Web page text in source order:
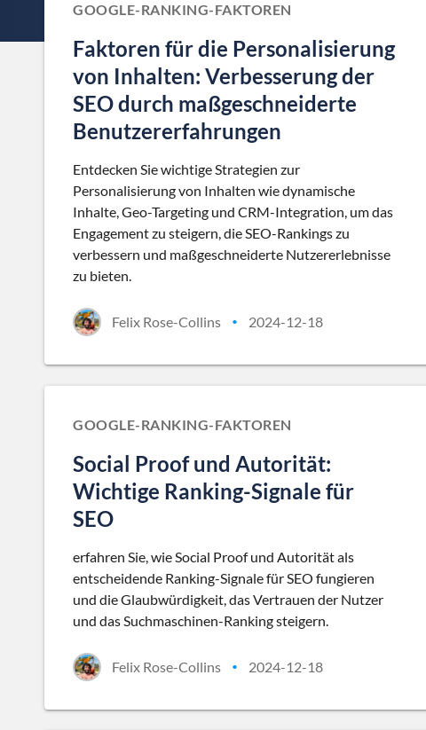
GOOGLE-RANKING-FAKTOREN
Faktoren für die Personalisierung
von Inhalten: Verbesserung der
SEO durch maßgeschneiderte
Benutzererfahrungen
Entdecken Sie wichtige Strategien zur
Personalisierung von Inhalten wie dynamische
Inhalte, Geo-Targeting und CRM-Integration, um das
Engagement zu steigern, die SEO-Rankings zu
verbessern und maßgeschneiderte Nutzererlebnisse
zu bieten.
Felix Rose-Collins • 2024-12-18
GOOGLE-RANKING-FAKTOREN
Social Proof und Autorität:
Wichtige Ranking-Signale für
SEO
erfahren Sie, wie Social Proof und Autorität als
entscheidende Ranking-Signale für SEO fungieren
und die Glaubwürdigkeit, das Vertrauen der Nutzer
und das Suchmaschinen-Ranking steigern.
Felix Rose-Collins • 2024-12-18